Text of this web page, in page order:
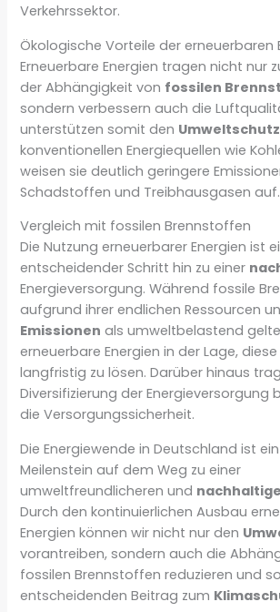
Verkehrssektor.
Ökologische Vorteile der erneuerbaren
Erneuerbare Energien tragen nicht nur
der Abhängigkeit von fossilen
sondern verbessern auch die
unterstützen somit den Umweltschutz
konventionellen Energiequellen wie
weisen sie deutlich geringere
Schadstoffen und Treibhausgasen auf.
Vergleich mit fossilen Brennstoffen
Die Nutzung erneuerbarer Energien ist
entscheidender Schritt hin zu einer
Energieversorgung. Während fossile
aufgrund ihrer endlichen Ressourcen
Emissionen als umweltbelastend
erneuerbare Energien in der Lage,
langfristig zu lösen. Darüber hinaus
Diversifizierung der Energieversorgung
die Versorgungssicherheit.
Die Energiewende in Deutschland ist
Meilenstein auf dem Weg zu einer
umweltfreundlicheren und
Durch den kontinuierlichen Ausbau
Energien können wir nicht nur den
vorantreiben, sondern auch die
fossilen Brennstoffen reduzieren und
entscheidenden Beitrag zum